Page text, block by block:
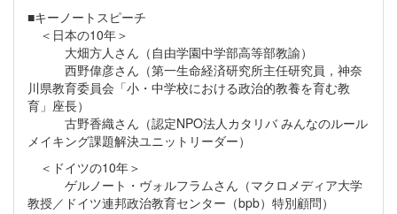
■キーノートスピーチ
＜日本の10年＞
大畑方人さん（自由学園中学部高等部教諭）
西野偉彦さん（第一生命経済研究所主任研究員，神奈
川県教育委員会「小・中学校における政治的教養を育む教
育」座長）
古野香織さん（認定NPO法人カタリバ みんなのルール
メイキング課題解決ユニットリーダー）
＜ドイツの10年＞
ゲルノート・ヴォルフラムさん（マクロメディア大学
教授／ドイツ連邦政治教育センター（bpb）特別顧問）